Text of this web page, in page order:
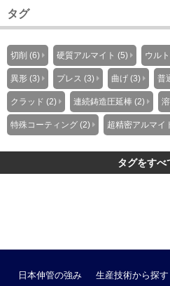
タグ
切削 (6) 硬質アルマイト (5) ウル
異形 (3) プレス (3) 曲げ (3) 普
クラッド (2) 連続鋳造圧延棒 (2)
特殊コーティング (2) 超精密アルマイ
タグをすべ
日本伸管の強み 生産技術から探す